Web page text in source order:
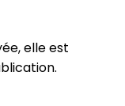
elle est